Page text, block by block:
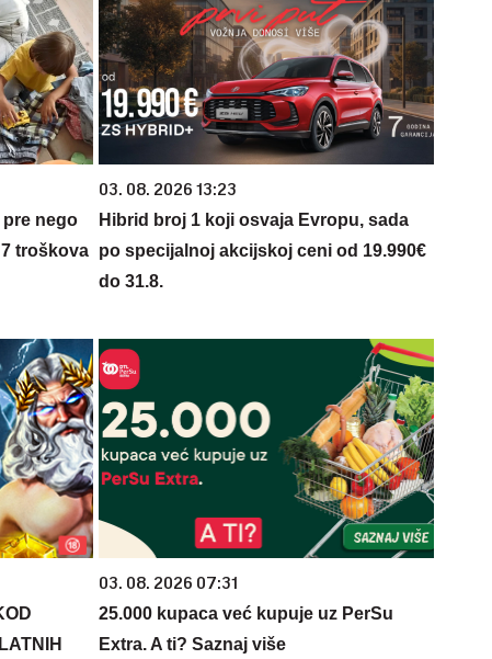
nego
troškova
03. 08. 2026 13:23
Hibrid broj 1 koji osvaja Evropu, sada
po specijalnoj akcijskoj ceni od 19.990€
do 31.8.
03. 08. 2026 07:31
25.000 kupaca već kupuje uz PerSu
Extra. A ti? Saznaj više